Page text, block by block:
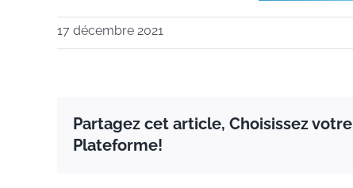
17 décembre 2021
Partagez cet article, Choisissez votre
Plateforme!